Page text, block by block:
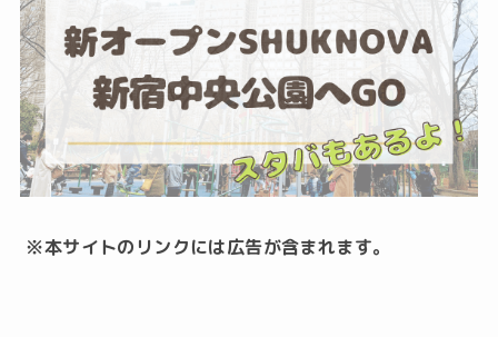
※本サイトのリンクには広告が含まれます。